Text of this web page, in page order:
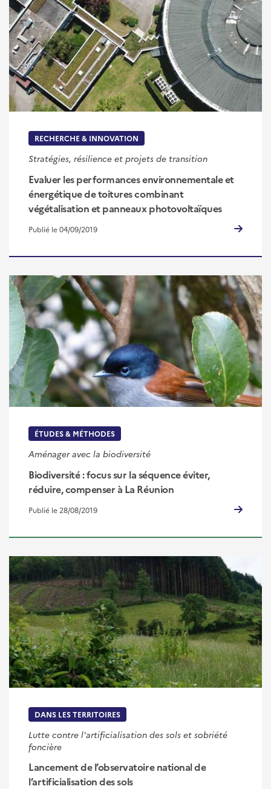
RECHERCHE & INNOVATION
Stratégies, résilience et projets de transition
Evaluer les performances environnementale et
énergétique de toitures combinant
végétalisation et panneaux photovoltaïques
Publié le 04/09/2019
ÉTUDES & MÉTHODES
Aménager avec la biodiversité
Biodiversité : focus sur la séquence éviter,
réduire, compenser à La Réunion
Publié le 28/08/2019
DANS LES TERRITOIRES
Lutte contre l'artificialisation des sols et sobriété
foncière
Lancement de l’observatoire national de
l’artificialisation des sols